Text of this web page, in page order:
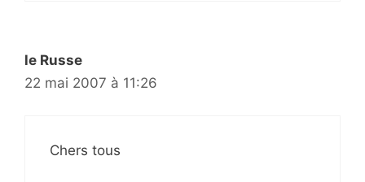
le Russe
22 mai 2007 à 11:26
Chers tous